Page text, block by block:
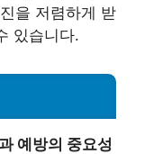
을 저렴하게 받
있습니다.
예방의 중요성